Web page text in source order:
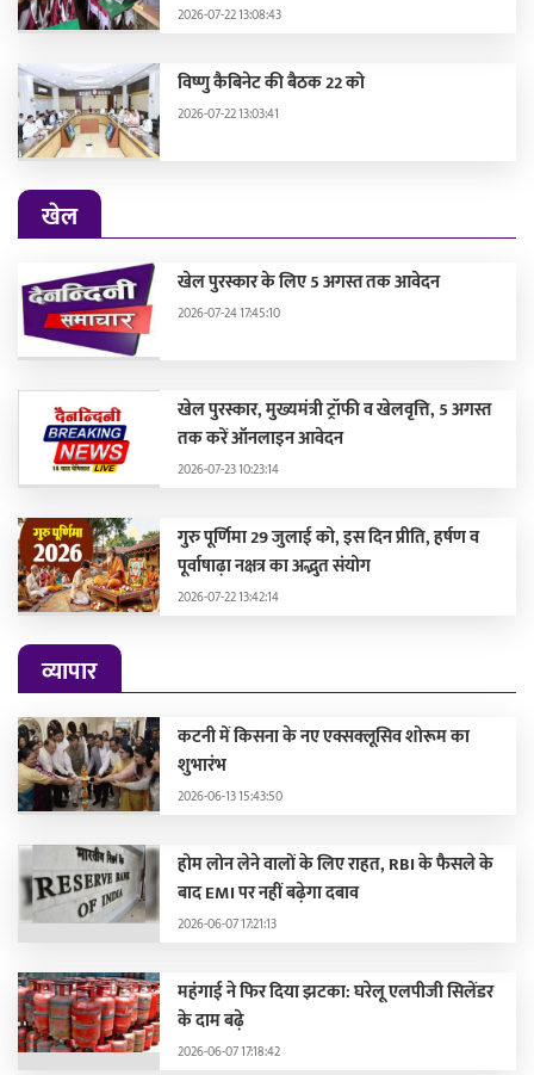
2026-07-22 13:08:43
विष्णु कैबिनेट की बैठक 22 को
2026-07-22 13:03:41
खेल
खेल पुरस्कार के लिए 5 अगस्त तक आवेदन
2026-07-24 17:45:10
खेल पुरस्कार, मुख्यमंत्री ट्रॉफी व खेलवृत्ति, 5 अगस्त
तक करें ऑनलाइन आवेदन
2026-07-23 10:23:14
गुरु पूर्णिमा 29 जुलाई को, इस दिन प्रीति, हर्षण व
पूर्वाषाढ़ा नक्षत्र का अद्भुत संयोग
2026-07-22 13:42:14
व्यापार
कटनी में किसना के नए एक्सक्लूसिव शोरूम का
शुभारंभ
2026-06-13 15:43:50
होम लोन लेने वालों के लिए राहत, RBI के फैसले के
बाद EMI पर नहीं बढ़ेगा दबाव
2026-06-07 17:21:13
महंगाई ने फिर दिया झटका: घरेलू एलपीजी सिलेंडर
के दाम बढ़े
2026-06-07 17:18:42